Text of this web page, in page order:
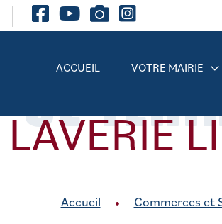
ACCUEIL VOTRE MAIRIE
SE
LAVERIE
Accueil Commerces et